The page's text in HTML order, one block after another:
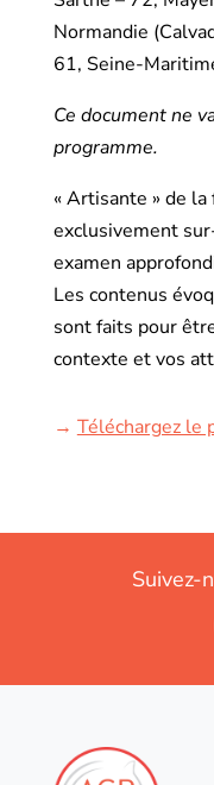
Normandie
61, Seine-
Ce document ne
programme.
« Artisante » de
exclusivement
examen
Les contenus
sont faits pour
contexte et vos
→ Téléchargez le
Suivez-